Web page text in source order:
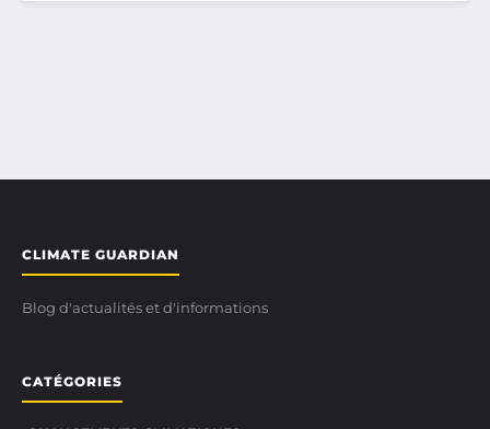
CLIMATE GUARDIAN
Blog d'actualités et d'informations
CATÉGORIES